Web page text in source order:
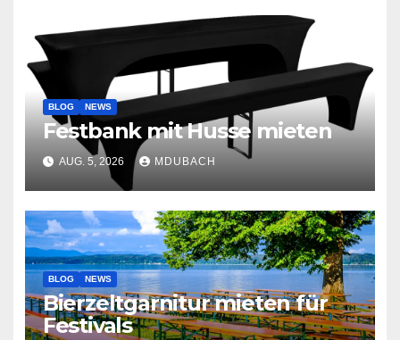
BLOG NEWS
Festbank mit Husse mieten
AUG. 5, 2026 MDUBACH
BLOG NEWS
Bierzeltgarnitur mieten für
Festivals